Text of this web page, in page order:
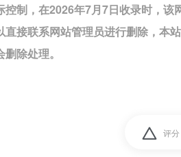
控制，在2026年7月7日收录时，
直接联系网站管理员进行删除，本
除处理。
评分